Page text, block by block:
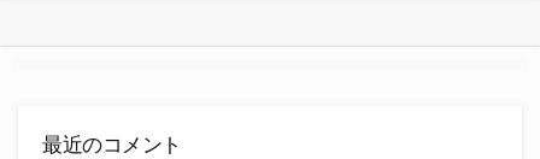
最近のコメント